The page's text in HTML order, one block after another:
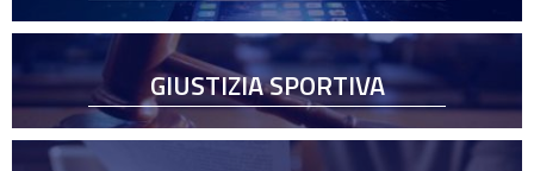
GIUSTIZIA SPORTIVA